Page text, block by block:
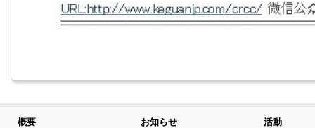
概要 お知らせ 活動